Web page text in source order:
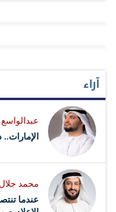
الحلقات في توقيت موحد
قناتها الخاصة على
للنقاش والتفاعل عبر
وأسئلتهم. يعاد بث
آراء
محمد
عندما